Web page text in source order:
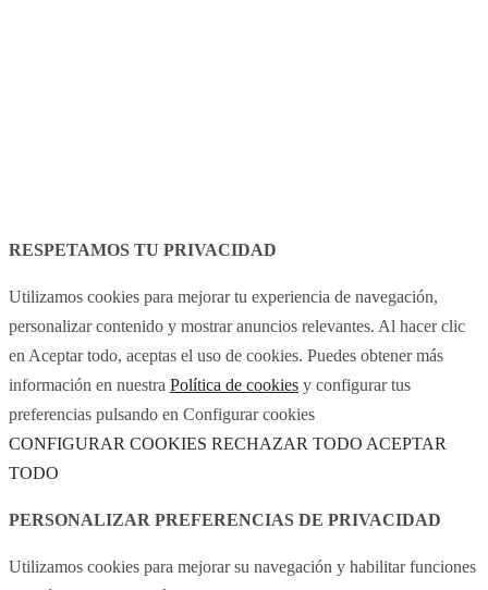
RESPETAMOS TU PRIVACIDAD
Utilizamos cookies para mejorar tu experiencia de navegación,
personalizar contenido y mostrar anuncios relevantes. Al hacer clic
en Aceptar todo, aceptas el uso de cookies. Puedes obtener más
información en nuestra Política de cookies y configurar tus
preferencias pulsando en Configurar cookies
CONFIGURAR COOKIES RECHAZAR TODO ACEPTAR
TODO
PERSONALIZAR PREFERENCIAS DE PRIVACIDAD
Utilizamos cookies para mejorar su navegación y habilitar funciones